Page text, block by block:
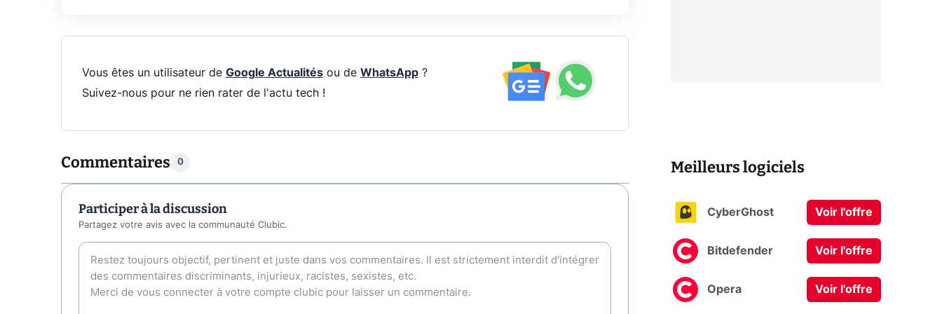
Vous êtes un utilisateur de Google Actualitésou de WhatsApp?
Suivez-nous pour ne rien rater de l'actu tech !
Commentaires 0
Participer à la discussion
Partagez votre avis avec la communauté Clubic.
Meilleurs logiciels
CyberGhost Voir l'offre
Bitdefender Voir l'offre
Opera Voir l'offre